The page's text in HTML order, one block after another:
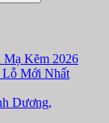
Mạ Kẽm 2026
Lỗ Mới Nhất
Dương,